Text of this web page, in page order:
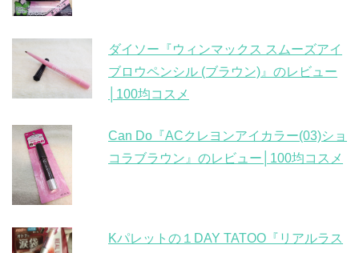
ダイソー『ウィンマックス スムーズアイ
ブロウペンシル (ブラウン)』のレビュー
│100均コスメ
Can Do『ACクレヨンアイカラー(03)ショ
コラブラウン』のレビュー│100均コスメ
Kパレットの１DAY TATOO『リアルラス